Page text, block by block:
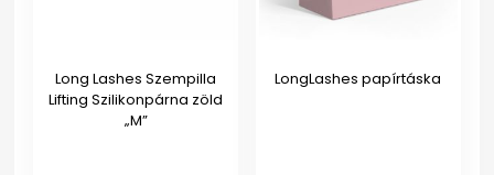
Long Lashes Szempilla
Lifting Szilikonpárna zöld
„M”
LongLashes papírtáska